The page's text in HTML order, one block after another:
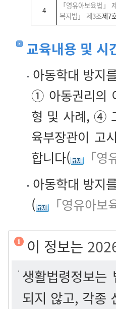
4
「영유아보육법」
복지법」 제3조제7
교육내용 및 시
아동학대 방지
① 아동권리의
형 및 사례, ④
육부장관이 고
합니다(
「
아동학대 방지
(
「영유아
이 정보는
생활법령정보
되지 않고, 각종